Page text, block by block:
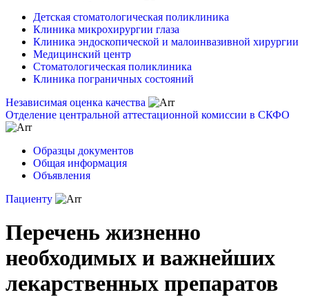
Детская стоматологическая поликлиника
Клиника микрохирургии глаза
Клиника эндоскопической и малоинвазивной хирургии
Медицинский центр
Стоматологическая поликлиника
Клиника пограничных состояний
Независимая оценка качества
Отделение центральной аттестационной комиссии в СКФО
Образцы документов
Общая информация
Объявления
Пациенту
Перечень жизненно
необходимых и важнейших
лекарственных препаратов